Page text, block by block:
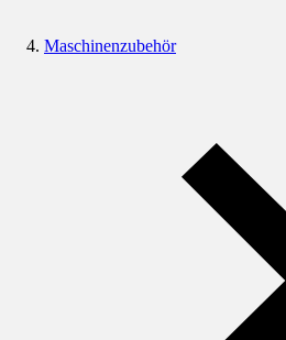
Maschinenzubehör